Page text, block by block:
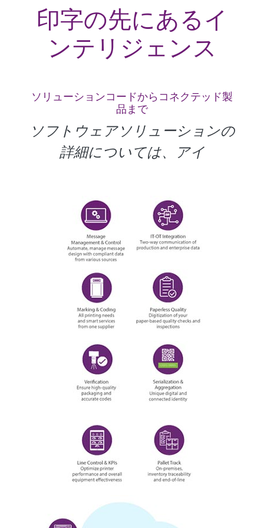
印字の先にあるイ
ンテリジェンス
ソリューションコードからコネクテッド製
品まで
ソフトウェアソリューションの
詳細については、アイ